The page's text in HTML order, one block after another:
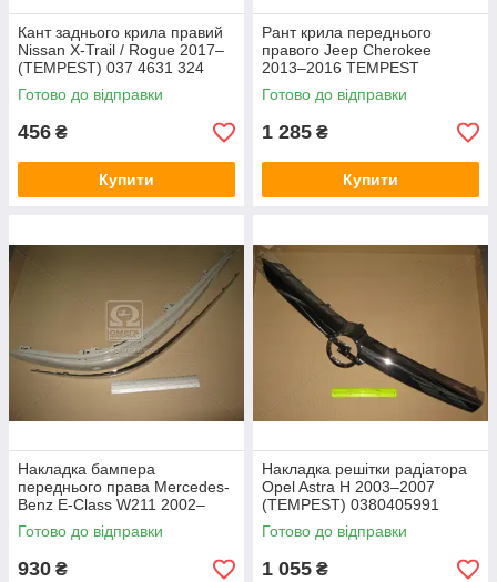
Кант заднього крила правий
Nissan X-Trail / Rogue 2017–
(TEMPEST) 037 4631 324
Готово до відправки
456 ₴
Купити
Рант крила переднього
правого Jeep Cherokee
2013–2016 TEMPEST
0304790336
Готово до відправки
1 285 ₴
Купити
Накладка бампера
переднього права Mercedes-
Benz E-Class W211 2002–
2006 (TEMPEST) 0350325922
Готово до відправки
930 ₴
Накладка решітки радіатора
Opel Astra H 2003–2007
(TEMPEST) 0380405991
Готово до відправки
1 055 ₴